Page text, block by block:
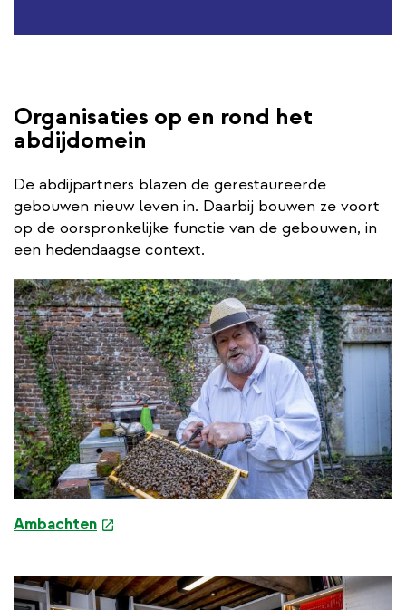
Organisaties op en rond het
abdijdomein
De abdijpartners blazen de gerestaureerde
gebouwen nieuw leven in. Daarbij bouwen ze voort
op de oorspronkelijke functie van de gebouwen, in
een hedendaagse context.
Ambachten
e
e